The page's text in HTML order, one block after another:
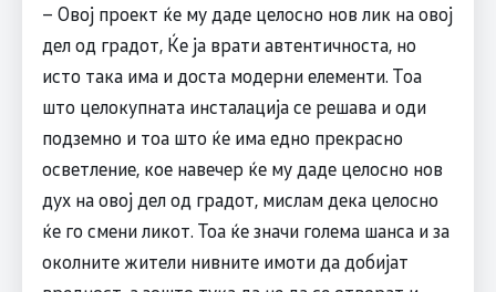
– Овој проект ќе му даде целосно нов лик на овој
дел од градот, Ќе ја врати автентичноста, но
исто така има и доста модерни елементи. Тоа
што целокупната инсталација се решава и оди
подземно и тоа што ќе има едно прекрасно
осветление, кое навечер ќе му даде целосно нов
дух на овој дел од градот, мислам дека целосно
ќе го смени ликот. Toa ќе значи голема шанса и за
околните жители нивните имоти да добијат